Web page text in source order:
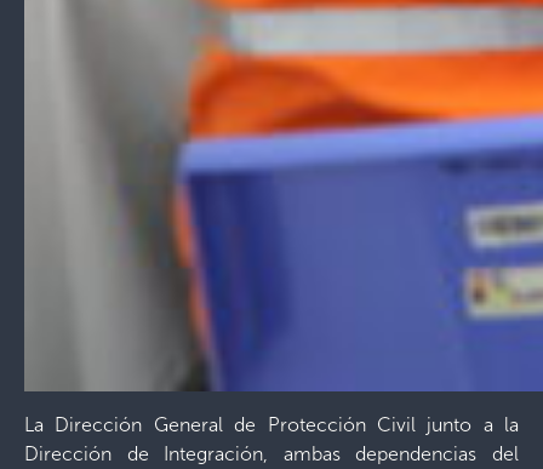
La Dirección General de Protección Civil junto a la
Dirección de Integración, ambas dependencias del